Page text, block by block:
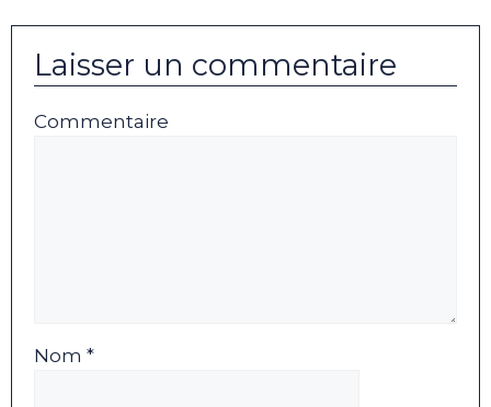
Laisser un commentaire
Commentaire
Nom *